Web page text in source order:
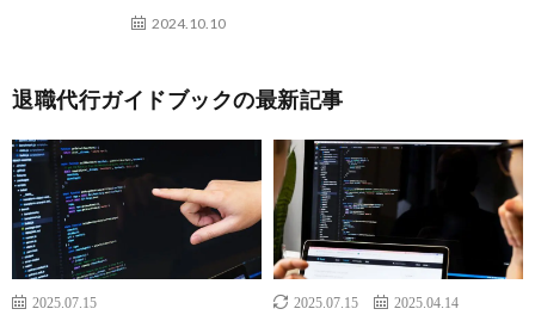
2024.10.10
退職代行ガイドブックの最新記事
2025.07.15 2025.07.15
2025.04.14